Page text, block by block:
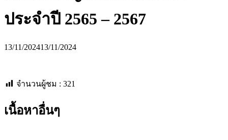
ประจำปี 2565 – 2567
13/11/202413/11/2024
จำนวนผู้ชม : 321
เนื้อหาอื่นๆ